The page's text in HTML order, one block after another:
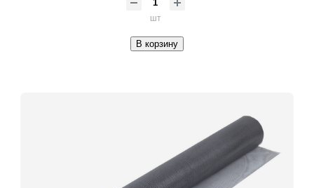
шт
В корзину